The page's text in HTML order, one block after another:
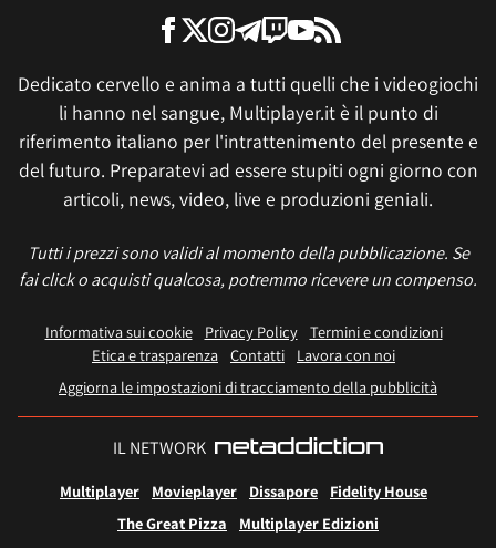
Dedicato cervello e anima a tutti quelli che i videogiochi
li hanno nel sangue, Multiplayer.it è il punto di
riferimento italiano per l'intrattenimento del presente e
del futuro. Preparatevi ad essere stupiti ogni giorno con
articoli, news, video, live e produzioni geniali.
Tutti i prezzi sono validi al momento della pubblicazione. Se
fai click o acquisti qualcosa, potremmo ricevere un compenso.
Informativa sui cookie Privacy Policy
Termini e condizioni
Etica e trasparenza Contatti
Lavora con noi
Aggiorna le impostazioni di tracciamento della pubblicità
IL NETWORK
Multiplayer Movieplayer Dissapore
Fidelity House
The Great Pizza
Multiplayer Edizioni